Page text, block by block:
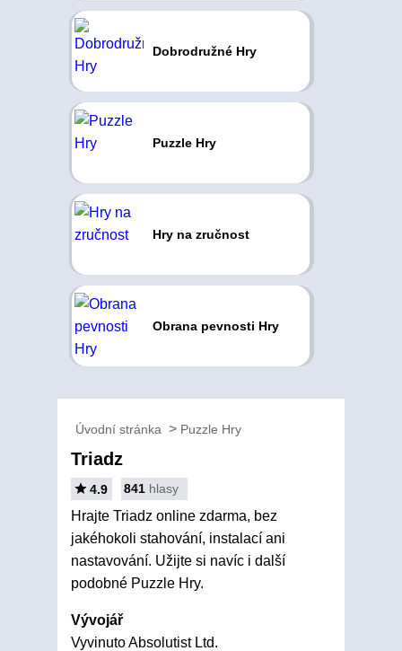
Dobrodružné Hry
Puzzle Hry
Hry na zručnost
Obrana pevnosti Hry
Úvodní stránka Puzzle Hry
Triadz
4.9 841 hlasy
Hrajte Triadz online zdarma, bez
jakéhokoli stahování, instalací ani
nastavování. Užijte si navíc i další
podobné Puzzle Hry.
Vývojář
Vyvinuto Absolutist Ltd.